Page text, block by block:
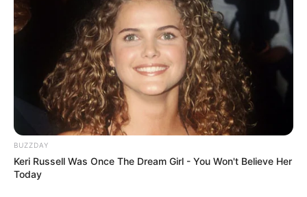
BUZZDAY
Keri Russell Was Once The Dream Girl - You Won't Believe Her
Today